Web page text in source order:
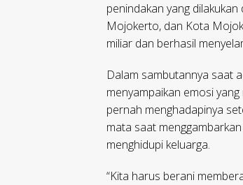
penindakan yang
Mojokerto, dan Kota
miliar dan berhasil
Dalam sambutannya saat
menyampaikan emosi
pernah menghadapinya
mata saat
menghidupi keluarga.
“Kita harus berani